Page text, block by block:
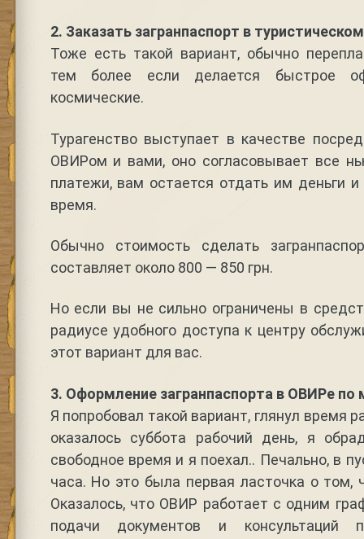
2. Заказать загранпаспорт в
Тоже есть такой вариант, обычно
тем более если делается быстрое
космические.
Турагенство выступает в качестве
ОВИРом и вами, оно согласовывает все
платежи, вам остается отдать им деньги
время.
Обычно стоимость сделать
составляет около 800 — 850 грн.
Но если вы не сильно ограничены в
радиусе удобного доступа к центру
этот вариант для вас.
3. Оформление загранпаспорта в ОВИРе по
Я попробовал такой вариант, глянул время
оказалось суббота рабочий день, я
свободное время и я поехал.. Печально, в
часа. Но это была первая ласточка о том,
Оказалось, что ОВИР работает с одним
подачи документов и консультаций